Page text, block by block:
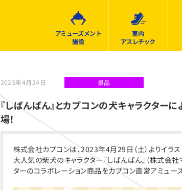
アミューズメント
施設
室内
アスレチック
2023年4月24日 景品
『しばんばん』とカプコンの犬キャラクター
場！
株式会社カプコンは、2023年4月29日（土）よりイラ
大人気の柴犬のキャラクター『しばんばん』（株式会
ターのコラボレーション商品をカプコン直営アミュー